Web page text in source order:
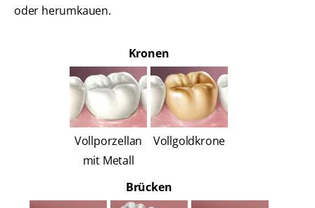
oder herumkauen.
Kronen
Vollporzellan
mit Metall
Vollgoldkrone
Brücken